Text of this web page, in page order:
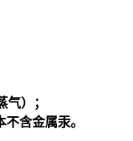
）；
含金属汞。